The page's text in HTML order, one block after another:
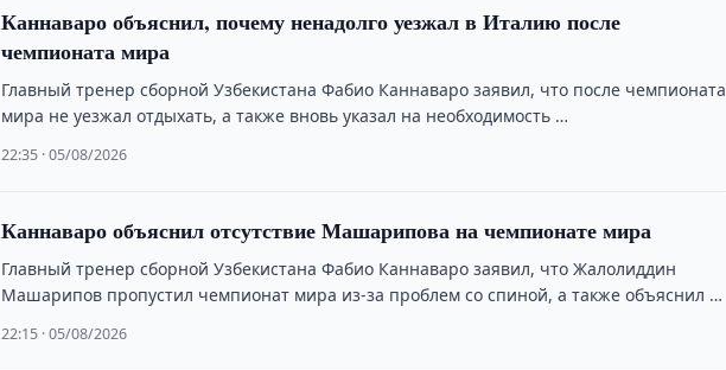
Каннаваро объяснил, почему ненадолго уезжал в Италию после
чемпионата мира
Главный тренер сборной Узбекистана Фабио Каннаваро заявил, что после чемпионата
мира не уезжал отдыхать, а также вновь указал на необходимость …
22:35 · 05/08/2026
Каннаваро объяснил отсутствие Машарипова на чемпионате мира
Главный тренер сборной Узбекистана Фабио Каннаваро заявил, что Жалолиддин
Машарипов пропустил чемпионат мира из-за проблем со спиной, а также объяснил …
22:15 · 05/08/2026